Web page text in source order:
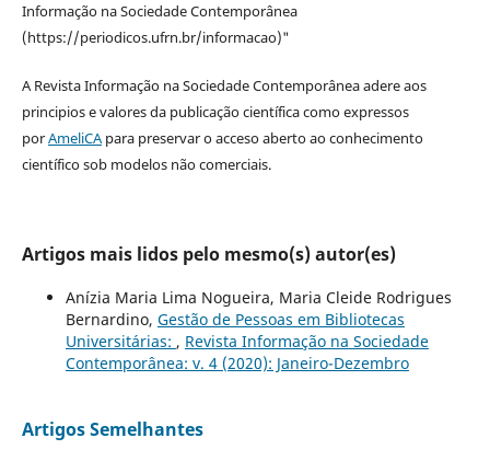
Informação na Sociedade Contemporânea
(https://periodicos.ufrn.br/informacao)"
A Revista Informação na Sociedade Contemporânea adere aos
principios e valores da publicação científica como expressos
porAmeliCApara preservar o acceso aberto ao conhecimento
científico sob modelos não comerciais.
Artigos mais lidos pelo mesmo(s) autor(es)
Anízia Maria Lima Nogueira, Maria Cleide Rodrigues
Bernardino, Gestão de Pessoas em Bibliotecas
Universitárias: , Revista Informação na Sociedade
Contemporânea: v. 4 (2020): Janeiro-Dezembro
Artigos Semelhantes